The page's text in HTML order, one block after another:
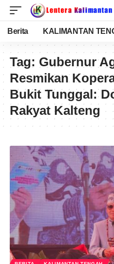
Berita KALIMANTAN
Tag: Gubernur
Resmikan
Bukit Tunggal:
Rakyat Kalteng